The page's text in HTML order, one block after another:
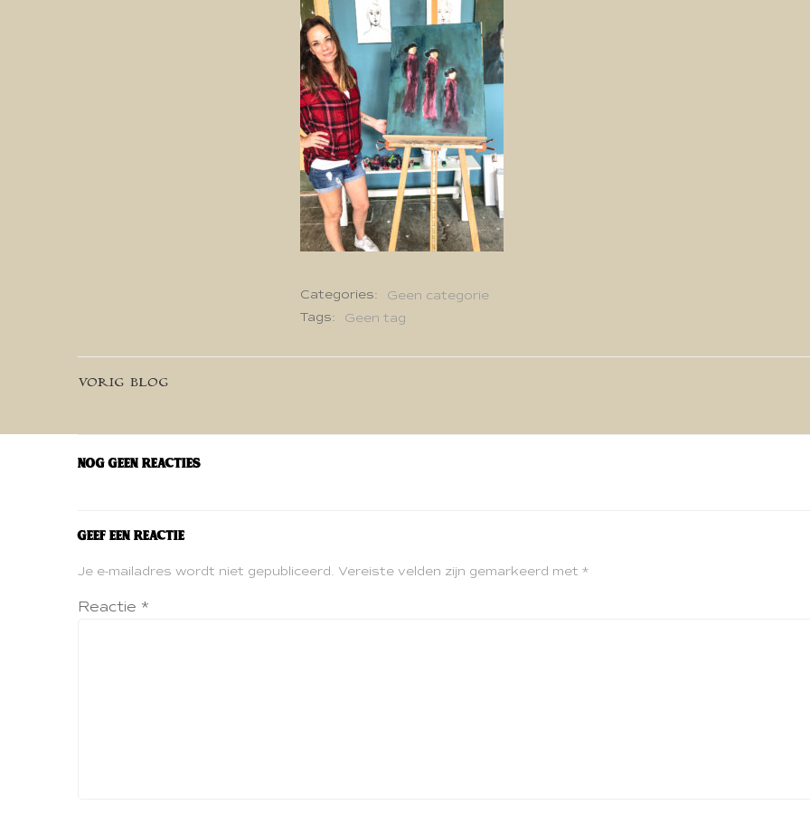
Categories:
Geen categorie
Tags:
Geen tag
Bericht
navigatie
VORIG BLOG
Nog geen reacties
Geef een reactie
Je e-mailadres wordt niet gepubliceerd. Vereiste velden zijn gemarkeerd met *
Reactie *